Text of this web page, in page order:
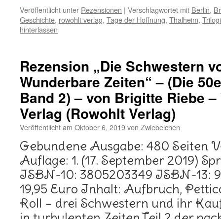
Veröffentlicht unter Rezensionen | Verschlagwortet mit Berlin,
Geschichte, rowohlt verlag, Tage der Hoffnung, Thalheim,
hinterlassen
Rezension „Die Schwestern
Wunderbare Zeiten“ – (Die
Band 2) – von Brigitte Riebe
Verlag (Rowohlt Verlag)
Veröffentlicht am Oktober 6, 2019von Zwiebelchen
Gebundene Ausgabe: 480 Seiten
Auflage: 1. (17. September 2019)
ISBN-10: 3805203349 ISBN-13:
19,95 Euro Inhalt: Aufbruch,
Roll – drei Schwestern und ihr